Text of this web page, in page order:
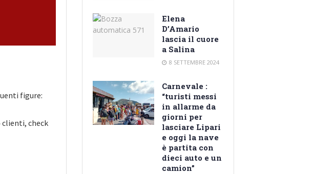
figure:
check
Elena
D’Amario
lascia il cuore
a Salina
8 SETTEMBRE 2024
Carnevale :
“turisti messi
in allarme da
giorni per
lasciare Lipari
e oggi la nave
è partita con
dieci auto e un
camion”